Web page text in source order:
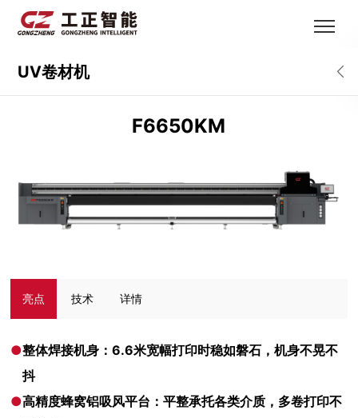
UV卷材机
F6650KM
亮点 技术 详情
●整体焊接机身：6.6米宽幅打印时稳如磐石，机身不晃不
抖
●高精度蜂窝铝吸风平台：平整承托各类介质，多卷打印不